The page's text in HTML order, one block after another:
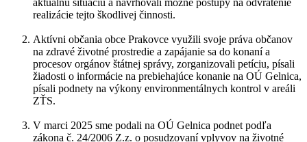
realizácie tejto škodlivej činnosti.
Aktívni občania obce Prakovce využili svoje práva občanov
na zdravé životné prostredie a zapájanie sa do konaní a
procesov orgánov štátnej správy, zorganizovali petíciu, písali
žiadosti o informácie na prebiehajúce konanie na OÚ Gelnica,
písali podnety na výkony environmentálnych kontrol v areáli
ZŤS.
V marci 2025 sme podali na OÚ Gelnica podnet podľa
zákona č. 24/2006 Z.z. o posudzovaní vplyvov na životné